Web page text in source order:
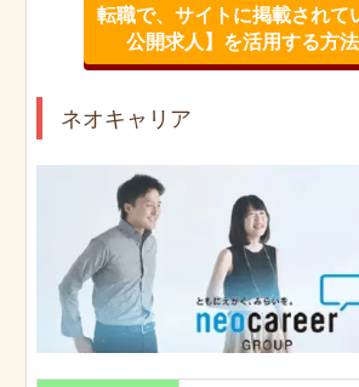
転職で、サイトに掲載されて
公開求人】を活用する方
ネオキャリア